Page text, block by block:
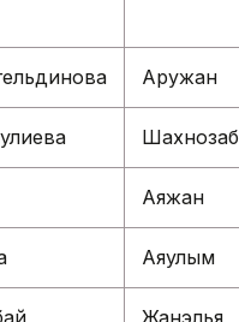
Аружан
Аяжан
Аяулым
Жанэлья